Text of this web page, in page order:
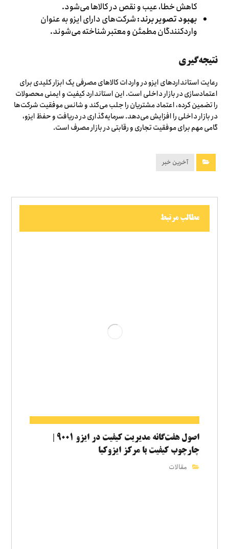
کاهش خطا، عیب و نقص در کالاها می‌شود.
بهبود تصویر برند:شرکت‌های دارای ایزو به عنوان
واردکنندگان مطمئن و معتبر شناخته می‌شوند.
نتیجه‌گیری
رعایت استانداردهای ایزو در واردات کالاهای مصرفی یک ابزار کلیدی برای
اعتمادسازی در بازار داخلی است. این استاندارد کیفیت و ایمنی محصولات
را تضمین کرده، اعتماد مشتریان را جلب می‌کند و شانس موفقیت شرکت‌ها
در بازار داخلی را افزایش می‌دهد. سرمایه‌گذاری در دریافت و حفظ ایزو،
گامی مهم برای موفقیت تجاری و رقابتی در بازار مصرف است.
آخرین خبر
مطالب مرتبط
چارچوب کیفیت با مرکز ایزوکیا
مقالات